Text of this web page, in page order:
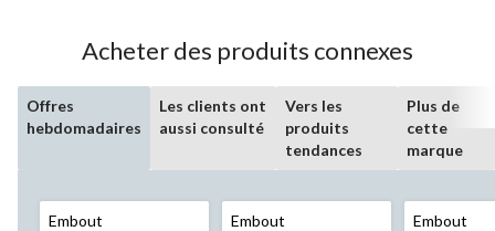
Acheter des produits connexes
Offres
hebdomadaires
Les clients ont
aussi consulté
Vers les
produits
tendances
Plus de
cette
marque
Embout
Embout
Embout